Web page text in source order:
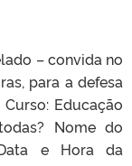
– convida no
para a defesa
Educação
Nome do
e Hora da